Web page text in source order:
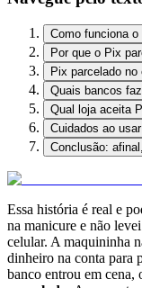
Como funciona
Por que o Pix
Pix parcelado
Quais bancos
Qual loja aceita
Cuidados ao
Conclusão:
Essa história é real e
na manicure e não
celular. A maquininha
dinheiro na conta para
banco entrou em cena,